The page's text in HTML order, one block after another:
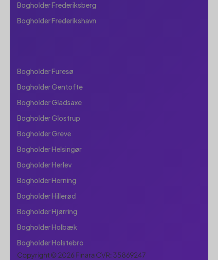
Bogholder Frederiksberg
Bogholder Frederikshavn
Bogholder Furesø
Bogholder Gentofte
Bogholder Gladsaxe
Bogholder Glostrup
Bogholder Greve
Bogholder Helsingør
Bogholder Herlev
Bogholder Herning
Bogholder Hillerød
Bogholder Hjørring
Bogholder Holbæk
Bogholder Holstebro
Copyright © 2026 Finara CVR: 35869247